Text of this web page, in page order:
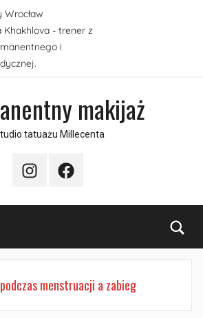
Khakhlova - trener z
i
makijaż
tatuażu Millecenta
InstagramFacebook
menstruacji a zabieg